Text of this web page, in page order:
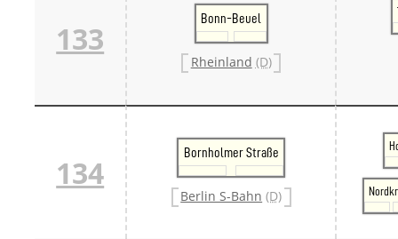
133
Bonn-Beuel
Rheinland (D)
134
Bornholmer Straße
Berlin S-Bahn (D)